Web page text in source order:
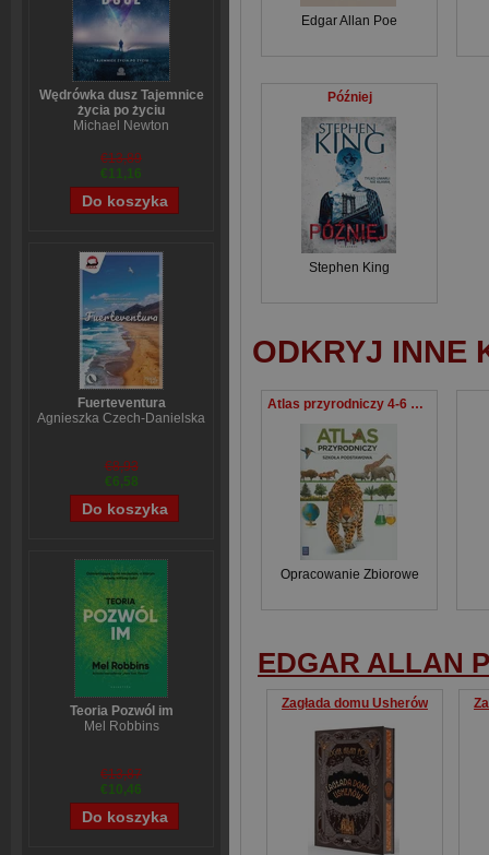
Wędrówka dusz Tajemnice
życia po życiu
Michael Newton
€13,89
€11,16
Fuerteventura
Agnieszka Czech-Danielska
€8,93
€6,58
Teoria Pozwól im
Mel Robbins
€13,87
€10,46
Edgar Allan Poe
Później
Stephen King
ODKRYJ INNE
Atlas przyrodniczy 4-6 Szkoła podstawowa
Opracowanie Zbiorowe
EDGAR ALLAN
Zagłada domu Usherów